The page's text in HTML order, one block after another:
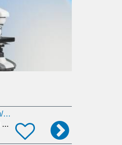
Medizinischer Technologe (MT) / MTLA / BTA (m/w/d) – Diagnostik-Labor (HPLC- Erfahrung
CBT – Centrum für Blutgerinnungsstörungen und Transfusionsmedizin